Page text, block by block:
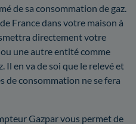
de sa consommation de gaz.
France dans votre maison à
directement votre
une autre entité comme
Il en va de soi que le relevé et
de consommation ne se fera
Gazpar vous permet de